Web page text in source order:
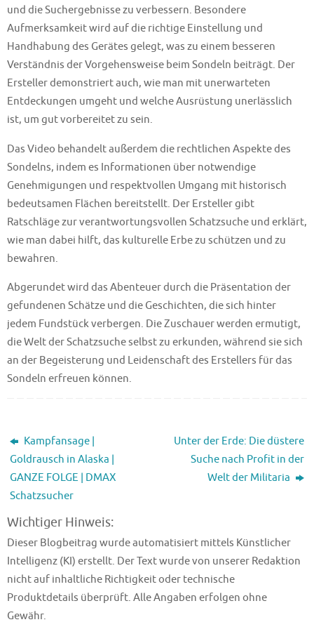
und die Suchergebnisse zu verbessern. Besondere
Aufmerksamkeit wird auf die richtige Einstellung und
Handhabung des Gerätes gelegt, was zu einem besseren
Verständnis der Vorgehensweise beim Sondeln beiträgt. Der
Ersteller demonstriert auch, wie man mit unerwarteten
Entdeckungen umgeht und welche Ausrüstung unerlässlich
ist, um gut vorbereitet zu sein.
Das Video behandelt außerdem die rechtlichen Aspekte des
Sondelns, indem es Informationen über notwendige
Genehmigungen und respektvollen Umgang mit historisch
bedeutsamen Flächen bereitstellt. Der Ersteller gibt
Ratschläge zur verantwortungsvollen Schatzsuche und erklärt,
wie man dabei hilft, das kulturelle Erbe zu schützen und zu
bewahren.
Abgerundet wird das Abenteuer durch die Präsentation der
gefundenen Schätze und die Geschichten, die sich hinter
jedem Fundstück verbergen. Die Zuschauer werden ermutigt,
die Welt der Schatzsuche selbst zu erkunden, während sie sich
an der Begeisterung und Leidenschaft des Erstellers für das
Sondeln erfreuen können.
Kampfansage |
Goldrausch in Alaska |
GANZE FOLGE | DMAX
Schatzsucher
Unter der Erde: Die düstere
Suche nach Profit in der
Welt der Militaria
Wichtiger Hinweis:
Dieser Blogbeitrag wurde automatisiert mittels Künstlicher
Intelligenz (KI) erstellt. Der Text wurde von unserer Redaktion
nicht auf inhaltliche Richtigkeit oder technische
Produktdetails überprüft. Alle Angaben erfolgen ohne
Gewähr.